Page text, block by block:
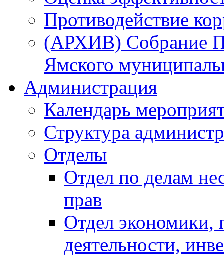
Противодействие
(АРХИВ) Собрание
Ямского
Администрация
Календарь
Структура
Отделы
Отдел по делам
прав
Отдел экономики,
деятельности,